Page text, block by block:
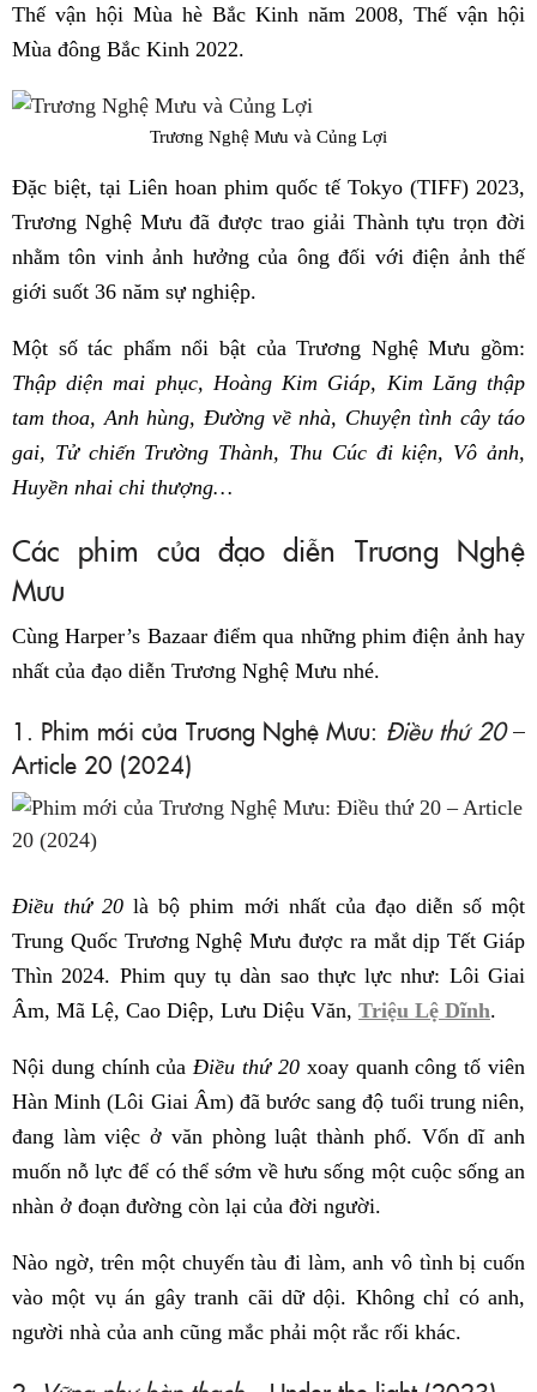
Thế vận hội Mùa hè Bắc Kinh năm 2008, Thế vận hội
Mùa đông Bắc Kinh 2022.
Trương Nghệ Mưu và Củng Lợi
Đặc biệt, tại Liên hoan phim quốc tế Tokyo (TIFF) 2023,
Trương Nghệ Mưu đã được trao giải Thành tựu trọn đời
nhằm tôn vinh ảnh hưởng của ông đối với điện ảnh thế
giới suốt 36 năm sự nghiệp.
Một số tác phẩm nổi bật của Trương Nghệ Mưu gồm:
Thập diện mai phục, Hoàng Kim Giáp, Kim Lăng thập
tam thoa, Anh hùng, Đường về nhà, Chuyện tình cây táo
gai, Tử chiến Trường Thành, Thu Cúc đi kiện, Vô ảnh,
Huyền nhai chi thượng…
Các phim của đạo diễn Trương Nghệ
Mưu
Cùng Harper’s Bazaar điểm qua những phim điện ảnh hay
nhất của đạo diễn Trương Nghệ Mưu nhé.
1. Phim mới của Trương Nghệ Mưu: Điều thứ 20–
Article 20 (2024)
Điều thứ 20 là bộ phim mới nhất của đạo diễn số một
Trung Quốc Trương Nghệ Mưu được ra mắt dịp Tết Giáp
Thìn 2024. Phim quy tụ dàn sao thực lực như: Lôi Giai
Âm, Mã Lệ, Cao Diệp, Lưu Diệu Văn, Triệu Lệ Dĩnh.
Nội dung chính củaĐiều thứ 20xoay quanh công tố viên
Hàn Minh (Lôi Giai Âm) đã bước sang độ tuổi trung niên,
đang làm việc ở văn phòng luật thành phố. Vốn dĩ anh
muốn nỗ lực để có thể sớm về hưu sống một cuộc sống an
nhàn ở đoạn đường còn lại của đời người.
Nào ngờ, trên một chuyến tàu đi làm, anh vô tình bị cuốn
vào một vụ án gây tranh cãi dữ dội. Không chỉ có anh,
người nhà của anh cũng mắc phải một rắc rối khác.